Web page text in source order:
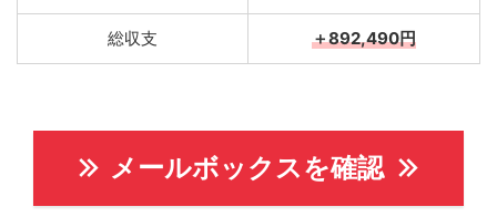
総収支 ＋892,490円
メールボックスを確認